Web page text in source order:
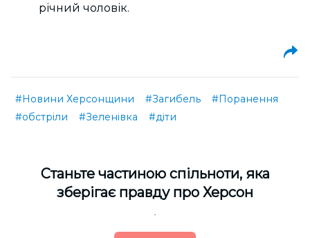
річний чоловік.
#Новини Херсонщини #Загибель
#Поранення
#обстріли
#Зеленівка #діти
Cтаньте частиною спільноти, яка
зберігає правду про Херсон